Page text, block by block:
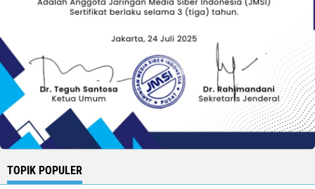
TOPIK POPULER